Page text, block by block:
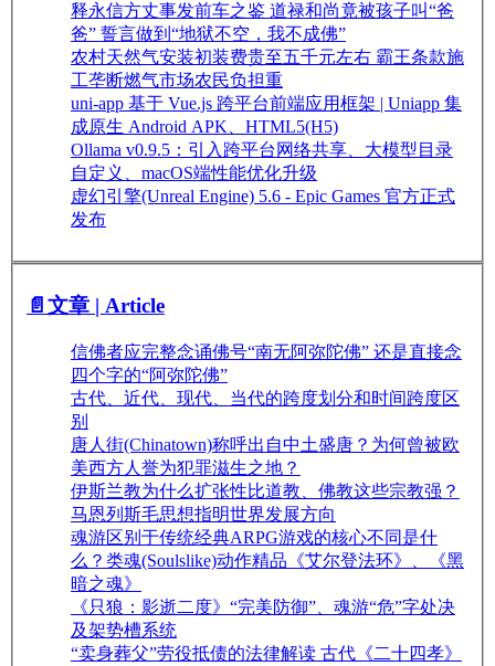
释永信方丈事发前车之鉴 道禄和尚竟被孩子叫“爸
爸” 誓言做到“地狱不空，我不成佛”
农村天然气安装初装费贵至五千元左右 霸王条款施
工垄断燃气市场农民负担重
uni-app 基于 Vue.js 跨平台前端应用框架 | Uniapp 集
成原生 Android APK、HTML5(H5)
Ollama v0.9.5：引入跨平台网络共享、大模型目录
自定义、macOS端性能优化升级
虚幻引擎(Unreal Engine) 5.6 - Epic Games 官方正式
发布
📄文章 | Article
信佛者应完整念诵佛号“南无阿弥陀佛” 还是直接念
四个字的“阿弥陀佛”
古代、近代、现代、当代的跨度划分和时间跨度区
别
唐人街(Chinatown)称呼出自中土盛唐？为何曾被欧
美西方人誉为犯罪滋生之地？
伊斯兰教为什么扩张性比道教、佛教这些宗教强？
马恩列斯毛思想指明世界发展方向
魂游区别于传统经典ARPG游戏的核心不同是什
么？类魂(Soulslike)动作精品《艾尔登法环》、《黑
暗之魂》
《只狼：影逝二度》“完美防御”、魂游“危”字处决
及架势槽系统
“卖身葬父”劳役抵债的法律解读 古代《二十四孝》